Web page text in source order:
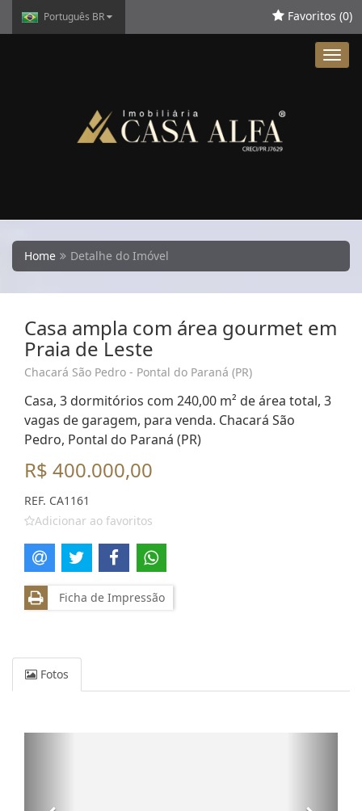
Português BR Favoritos (0)
Home Detalhe do Imóvel
Casa ampla com área gourmet em
Praia de Leste
Chacará São Pedro - Pontal do Paraná (PR)
Casa, 3 dormitórios com 240,00 m² de área total, 3
vagas de garagem, para venda. Chacará São
Pedro, Pontal do Paraná (PR)
R$ 400.000,00
REF. CA1161
Adicionar ao favoritos
Ficha de Impressão
Fotos